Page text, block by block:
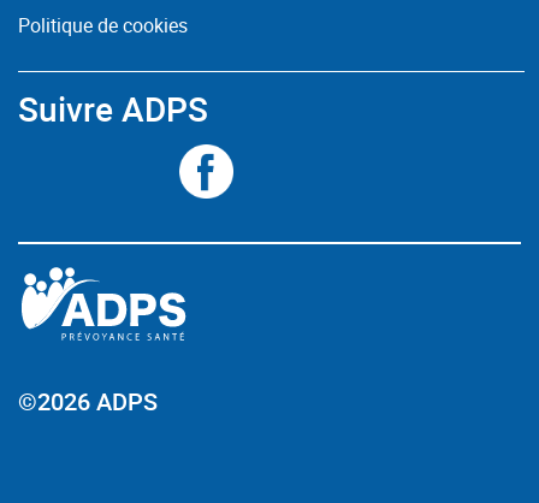
Politique de cookies
Suivre ADPS
©2026 ADPS